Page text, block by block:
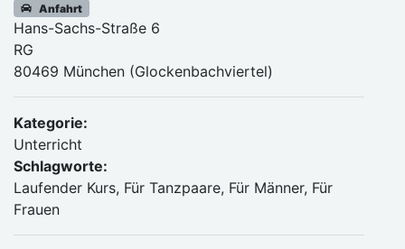
Anfahrt
Hans-Sachs-Straße 6
RG
80469 München (Glockenbachviertel)
Kategorie:
Unterricht
Schlagworte:
Laufender Kurs, Für Tanzpaare, Für Männer, Für
Frauen